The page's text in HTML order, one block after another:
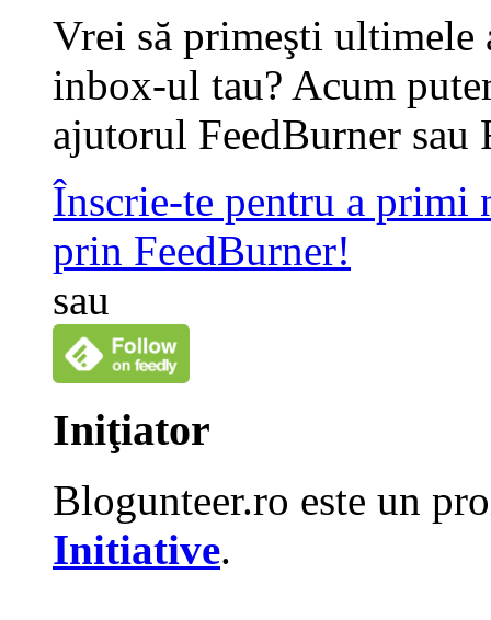
Vrei să primeşti
inbox-ul tau? Acum
ajutorul FeedBurner sau
Înscrie-te pentru a primi
prin FeedBurner!
sau
Iniţiator
Blogunteer.ro este un
Initiative.